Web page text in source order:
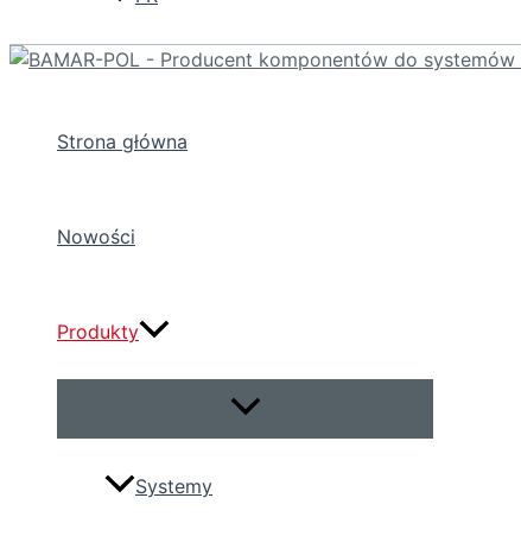
Strona główna
Nowości
Produkty
Przełącznik
Systemy